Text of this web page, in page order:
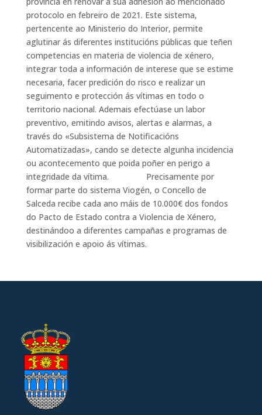
protocolo en febreiro de 2021. Este sistema,
pertencente ao Ministerio do Interior, permite
aglutinar ás diferentes institucións públicas que teñen
competencias en materia de violencia de xénero,
integrar toda a información de interese que se estime
necesaria, facer predición do risco e realizar un
seguimento e protección ás vítimas en todo o
territorio nacional. Ademais efectúase un labor
preventivo, emitindo avisos, alertas e alarmas, a
través do «Subsistema de Notificacións
Automatizadas», cando se detecte algunha incidencia
ou acontecemento que poida poñer en perigo a
integridade da vítima. Precisamente por
formar parte do sistema Viogén, o Concello de
Salceda recibe cada ano máis de 10.000€ dos fondos
do Pacto de Estado contra a Violencia de Xénero,
destinándoo a diferentes campañas e programas de
visibilización e apoio ás vítimas.